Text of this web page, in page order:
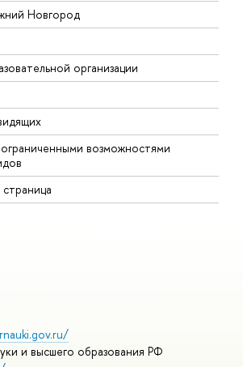
Новгород
организации
возможностями
и высшего образования РФ